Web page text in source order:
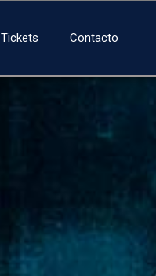
Tickets Contacto